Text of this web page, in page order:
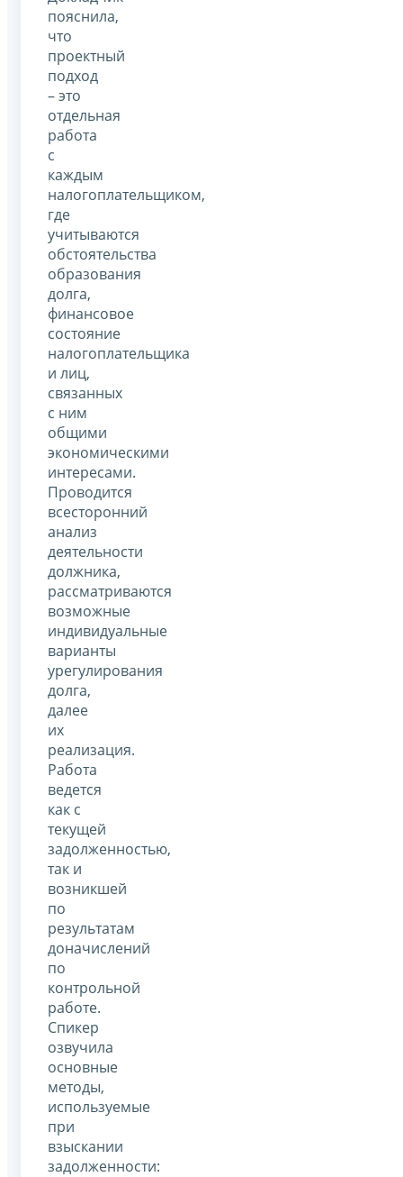
пояснила,
что
проектный
подход
– это
отдельная
работа
с
каждым
налогоплательщиком,
где
учитываются
обстоятельства
образования
долга,
финансовое
состояние
налогоплательщика
и лиц,
связанных
с ним
общими
экономическими
интересами.
Проводится
всесторонний
анализ
деятельности
должника,
рассматриваются
возможные
индивидуальные
варианты
урегулирования
долга,
далее
их
реализация.
Работа
ведется
как с
текущей
задолженностью,
так и
возникшей
по
результатам
доначислений
по
контрольной
работе.
Спикер
озвучила
основные
методы,
используемые
при
взыскании
задолженности: